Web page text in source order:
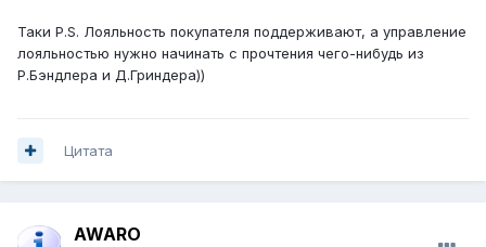
Таки P.S. Лояльность покупателя поддерживают, а управление
лояльностью нужно начинать с прочтения чего-нибудь из
Р.Бэндлера и Д.Гриндера))
Цитата
AWARO